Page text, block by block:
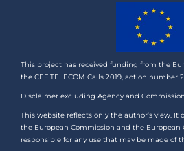
This project has received funding from the
the CEF TELECOM Calls 2019, action number
Disclaimer excluding Agency and
This website reflects only the author’s view. It
the European Commission and the European
responsible for any use that may be made of